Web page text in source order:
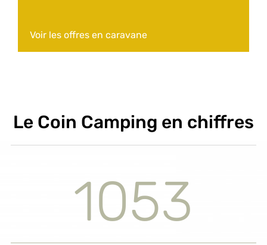
Voir les offres en caravane
Le Coin Camping en chiffres
1053